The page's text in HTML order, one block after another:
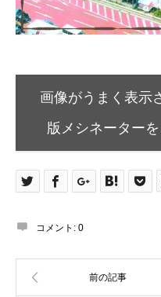
画像がうまく表示
版メシネーターを
コメント: 0